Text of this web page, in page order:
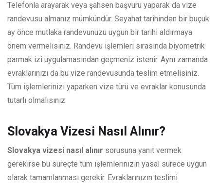
Telefonla arayarak veya şahsen başvuru yaparak da vize
randevusu almanız mümkündür. Seyahat tarihinden bir buçuk
ay önce mutlaka randevunuzu uygun bir tarihi aldırmaya
önem vermelisiniz. Randevu işlemleri sırasında biyometrik
parmak izi uygulamasından geçmeniz istenir. Aynı zamanda
evraklarınızı da bu vize randevusunda teslim etmelisiniz.
Tüm işlemlerinizi yaparken vize türü ve evraklar konusunda
tutarlı olmalısınız.
Slovakya Vizesi Nasıl Alınır?
Slovakya vizesi nasıl alınır sorusuna yanıt vermek
gerekirse bu süreçte tüm işlemlerinizin yasal sürece uygun
olarak tamamlanması gerekir. Evraklarınızın teslimi